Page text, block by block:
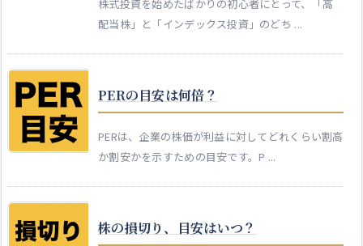
株式投資を始めたばかりの初心者にとって、「高
配当株」と「インデックス投資」のどち ...
PERの目安は何倍？
PERは、企業の株価が利益に対してどれくらい割高
か割安かを示すための目安です。P ...
株の損切り、目安はいつ？